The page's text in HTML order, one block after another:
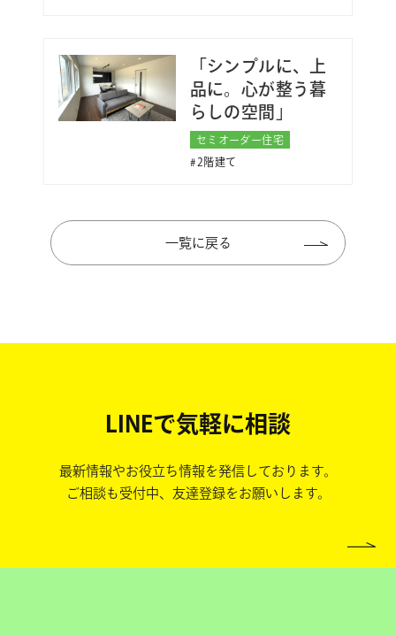
「シンプルに、上
品に。心が整う暮
らしの空間」
セミオーダー住宅
2階建て
一覧に戻る
LINEで気軽に相談
最新情報やお役立ち情報を発信しております。
ご相談も受付中、友達登録をお願いします。